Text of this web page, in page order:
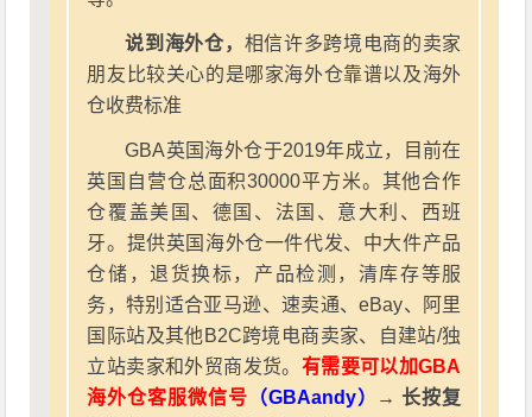
说到海外仓， 相信许多跨境电商的卖家
朋友比较关心的是哪家海外仓靠谱以及海外
仓收费标准
GBA英国海外仓于2019年成立，目前在
英国自营仓总面积30000平方米。其他合作
仓覆盖美国、德国、法国、意大利、西班
牙。提供英国海外仓一件代发、中大件产品
仓储，退货换标，产品检测，清库存等服
务，特别适合亚马逊、速卖通、eBay、阿里
国际站及其他B2C跨境电商卖家、自建站/独
立站卖家和外贸商发货。 有需要可以加GBA
海外仓客服微信号 （GBAandy）
→ 长按复